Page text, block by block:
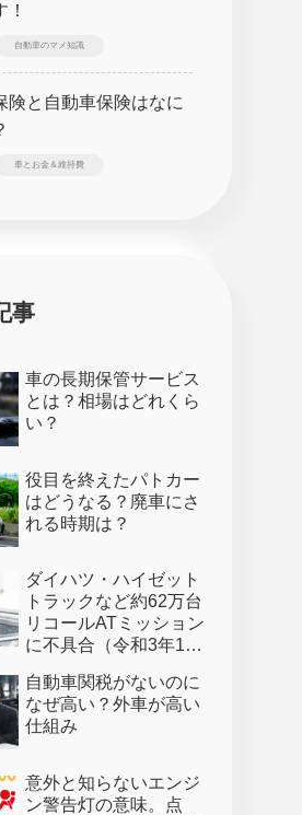
自動車のマメ知識
険と自動車保険はなに
車とお金＆維持費
事
車の長期保管サービス
とは？相場はどれくら
い？
役目を終えたパトカー
はどうなる？廃車にさ
れる時期は？
ダイハツ・ハイゼット
トラックなど約62万台
リコールATミッション
に不具合（令和3年1月
自動車関税がないのに
なぜ高い？外車が高い
仕組み
意外と知らないエンジ
ン警告灯の意味。点